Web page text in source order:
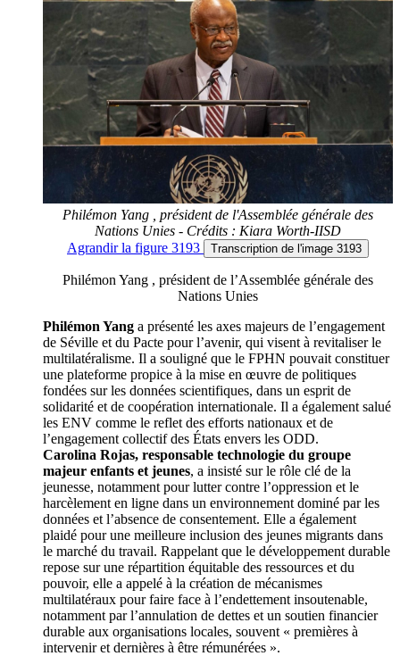
Philémon Yang , président de l'Assemblée générale des
Nations Unies - Crédits : Kiara Worth-IISD
Agrandirla figure 3193 Transcription de l'image 3193
Philémon Yang , président de l’Assemblée générale des
Nations Unies
Philémon Yang a présenté les axes majeurs de l’engagement
de Séville et du Pacte pour l’avenir, qui visent à revitaliser le
multilatéralisme. Il a souligné que le FPHN pouvait constituer
une plateforme propice à la mise en œuvre de politiques
fondées sur les données scientifiques, dans un esprit de
solidarité et de coopération internationale. Il a également salué
les ENV comme le reflet des efforts nationaux et de
l’engagement collectif des États envers les ODD.
Carolina Rojas, responsable technologie du groupe
majeur enfants et jeunes, a insisté sur le rôle clé de la
jeunesse, notamment pour lutter contre l’oppression et le
harcèlement en ligne dans un environnement dominé par les
données et l’absence de consentement. Elle a également
plaidé pour une meilleure inclusion des jeunes migrants dans
le marché du travail. Rappelant que le développement durable
repose sur une répartition équitable des ressources et du
pouvoir, elle a appelé à la création de mécanismes
multilatéraux pour faire face à l’endettement insoutenable,
notamment par l’annulation de dettes et un soutien financier
durable aux organisations locales, souvent « premières à
intervenir et dernières à être rémunérées ».